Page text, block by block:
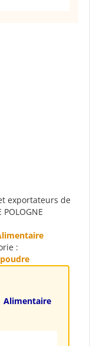
exportateurs de
POLOGNE
:
poudre
Alimentaire